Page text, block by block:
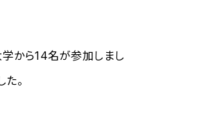
から14名が参加しまし
。